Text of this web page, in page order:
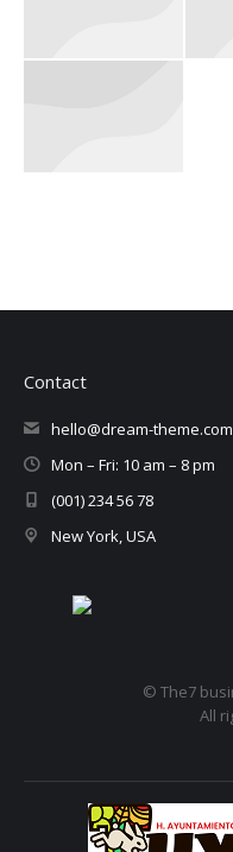
Contact
hello@dream-theme.com
Mon – Fri: 10 am – 8 pm
(001) 234 56 78
New York, USA
© The7
All